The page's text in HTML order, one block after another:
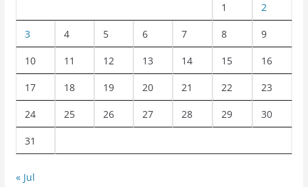
1 2
3 4 5 6 7 8 9
10 11 12 13 14 15 16
17 18 19 20 21 22 23
24 25 26 27 28 29 30
31
« Jul